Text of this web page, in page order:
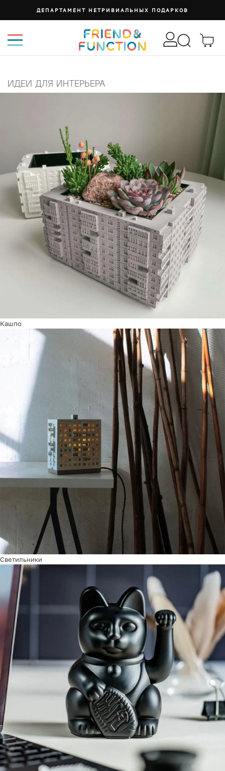
ДЕПАРТАМЕНТ НЕТРИВИАЛЬНЫХ ПОДАРКОВ
ИДЕИ ДЛЯ ИНТЕРЬЕРА
Кашпо
Светильники